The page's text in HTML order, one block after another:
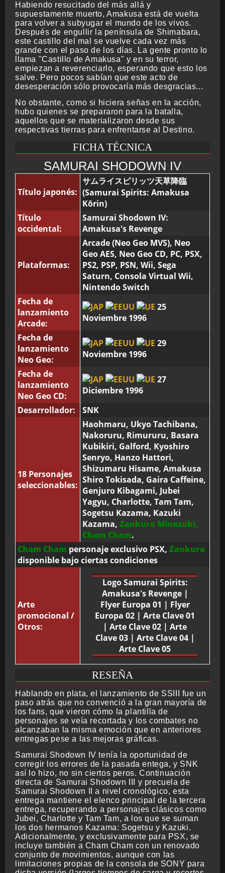
Habiendo resucitado del más allá y
supuestamente muerto, Amakusa está de vuelta
para volver a subyugar el mundo de los vivos.
Después de engullir la península de Shimabara,
este castillo del mal se vuelve cada vez más
grande con el paso de los días. La gente pronto lo
llama "Castillo de Amakusa" y en su terror,
empiezan a reverenciarlo, esperando que esto los
salve. Pero pocos sabían que este acto de
desesperación sólo provocaría más desgracias...
No obstante, como si hiciera señas en la acción,
hubo quienes se prepararon para la batalla,
aquellos que se materializaron desde sus
respectivas tierras para enfrentarse al Destino.
FICHA TÉCNICA
SAMURAI SHODOWN IV
Título japonés:
サムライスピリッツ天草降臨
(Samurai Spirits: Amakusa
Kōrin)
Título
occidental:
Samurai Shodown IV:
Amakusa's Revenge
Plataformas:
Arcade (Neo Geo MVS), Neo
Geo AES, Neo Geo CD, PC, PSX,
PS2, PSP, PSN, Wii, Sega
Saturn, Consola Virtual Wii,
Nintendo Switch
Fecha de
lanzamiento
Arcade:
25
Noviembre 1996
Fecha de
lanzamiento
Neo Geo:
29
Noviembre 1996
Fecha de
lanzamiento
Neo Geo CD:
27
Diciembre 1996
Desarrollador:
SNK
18 Personajes
seleccionables:
Haohmaru, Ukyo Tachibana,
Nakoruru, Rimururu, Basara
Kubikiri, Galford, Kyoshiro
Senryo, Hanzo Hattori,
Shizumaru Hisame, Amakusa
Shiro Tokisada, Gaira Caffeine,
Genjuro Kibagami, Jubei
Yagyu, Charlotte, Tam Tam,
Sogetsu Kazama, Kazuki
Kazama, Zankuro Minazuki,
Cham Cham.
Cham Cham personaje exclusivo PSX, Zankuro
disponible bajo ciertas condiciones
Arte
promocional /
Otros:
Logo Samurai Spirits:
Amakusa's Revenge|
Flyer Europa 01 | Flyer
Europa 02 | Arte Clave 01
| Arte Clave 02 | Arte
Clave 03| Arte Clave 04|
Arte Clave 05
RESEÑA
Hablando en plata, el lanzamiento de SSIII fue un
paso atrás que no convenció a la gran mayoría de
los fans, que vieron cómo la plantilla de
personajes se veía recortada y los combates no
alcanzaban la misma emoción que en anteriores
entregas pese a las mejoras gráficas.
Samurai Shodown IV tenía la oportunidad de
corregir los errores de la pasada entega, y SNK
así lo hizo, no sin ciertos peros. Continuación
directa de Samurai Shodown III y precuela de
Samurai Shodown II a nivel cronológico, esta
entrega mantiene el elenco principal de la tercera
entrega, recuperando a personajes clásicos como
Jubei, Charlotte y Tam Tam, a los que se suman
los dos hermanos Kazama: Sogetsu y Kazuki.
Adicionalmente, y exclusivamente para PSX, se
incluye también a Cham Cham con un renovado
conjunto de movimientos, aunque con las
limitaciones propias de la consola de SONY para